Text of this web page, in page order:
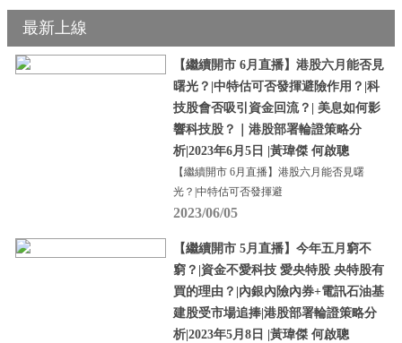
最新上線
【繼續開市 6月直播】港股六月能否見
曙光？|中特估可否發揮避險作用？|科
技股會否吸引資金回流？| 美息如何影
響科技股？｜港股部署輪證策略分
析|2023年6月5日 |黃瑋傑 何啟聰
【繼續開市 6月直播】港股六月能否見曙
光？|中特估可否發揮避
2023/06/05
【繼續開市 5月直播】今年五月窮不
窮？|資金不愛科技 愛央特股 央特股有
買的理由？|內銀內險內券+電訊石油基
建股受市場追捧|港股部署輪證策略分
析|2023年5月8日 |黃瑋傑 何啟聰